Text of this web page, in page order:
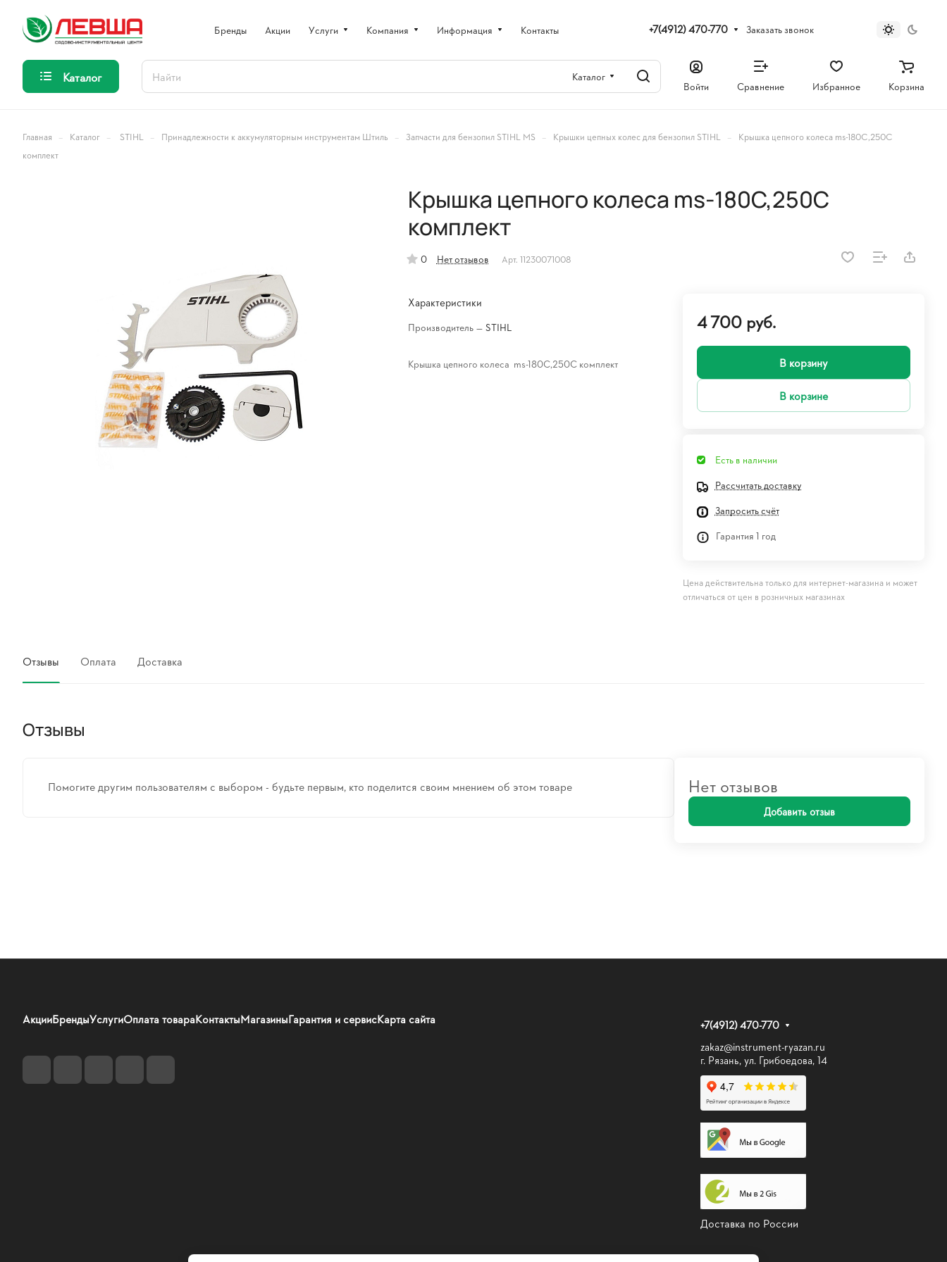
Бренды Акции Услуги Компания Информация Контакты +7(4912) 470-770 Заказать звонок
Каталог Каталог
Войти Сравнение Избранное Корзина
Главная – Каталог – STIHL – Принадлежности к аккумуляторным инструментам Штиль – Запчасти для бензопил STIHL MS – Крышки цепных колес для бензопил STIHL –
Крышка цепного колеса ms-180С,250C
комплект
Крышка цепного колеса ms-180С,250C
комплект
0 Нет отзывов Арт. 11230071008
Характеристики
Производитель — STIHL
Крышка цепного колеса ms-180С,250C комплект
4 700 руб.
В корзину
В корзине
Есть в наличии
Рассчитать доставку
Запросить счёт
Гарантия 1 год
Цена действительна только для интернет-магазина и может
отличаться от цен в розничных магазинах
Отзывы Оплата Доставка
Отзывы
Помогите другим пользователям с выбором - будьте первым, кто поделится своим мнением об этом товаре Нет отзывов
Добавить отзыв
АкцииБрендыУслугиОплата товараКонтактыМагазиныГарантия и сервисКарта сайта
+7(4912) 470-770
zakaz@instrument-ryazan.ru
г. Рязань, ул. Грибоедова, 14
Доставка по России